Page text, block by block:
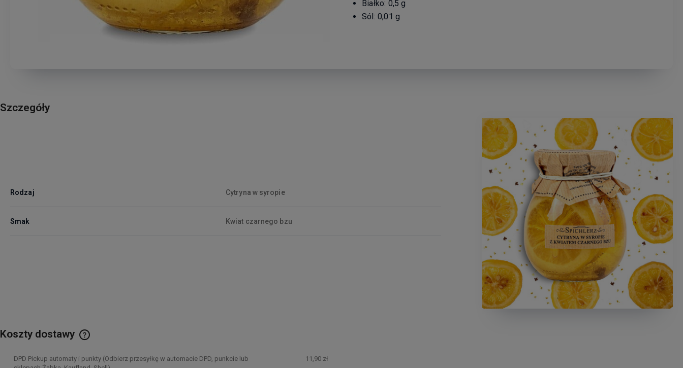
Białko: 0,5 g
Sól: 0,01 g
Szczegóły
Rodzaj Cytryna w syropie
Smak Kwiat czarnego bzu
Koszty dostawy
Cena nie zawiera ewentualnych kosztów
DPD Pickup automaty i punkty(Odbierz przesyłkę w automacie DPD, punkcie lub
11,90 zł